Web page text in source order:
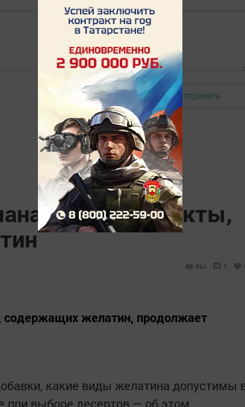
Авторизоваться Отправить
есть продукты,
894 0
содержащих желатин, продолжает
какие виды желатина допустимы
при выборе десертов — об этом